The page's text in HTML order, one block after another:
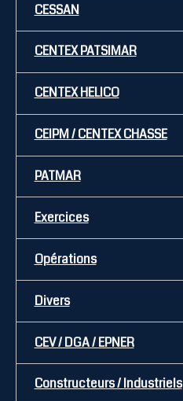
CESSAN
CENTEX PATSIMAR
CENTEX HELICO
CEIPM / CENTEX CHASSE
PATMAR
Exercices
Opérations
Divers
CEV / DGA / EPNER
Constructeurs / Industriels